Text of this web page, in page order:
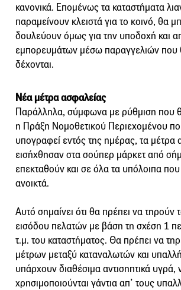
κανονικά. Επομένως τα καταστήματα
παραμείνουν κλειστά για το κοινό, θα
δουλεύουν όμως για την υποδοχή και
εμπορευμάτων μέσω παραγγελιών
δέχονται.
Νέα μέτρα ασφαλείας
Παράλληλα, σύμφωνα με ρύθμιση που
η Πράξη Νομοθετικού Περιεχομένου
υπογραφεί εντός της ημέρας, τα μέτρα
εισήχθησαν στα σούπερ μάρκετ από
επεκταθούν και σε όλα τα υπόλοιπα
ανοικτά.
Αυτό σημαίνει ότι θα πρέπει να τηρούν
εισόδου πελατών με βάση τη σχέση 1
τ.μ. του καταστήματος. Θα πρέπει να
μέτρων μεταξύ καταναλωτών και
υπάρχουν διαθέσιμα αντισηπτικά υγρά,
χρησιμοποιούνται γάντια απ’ τους